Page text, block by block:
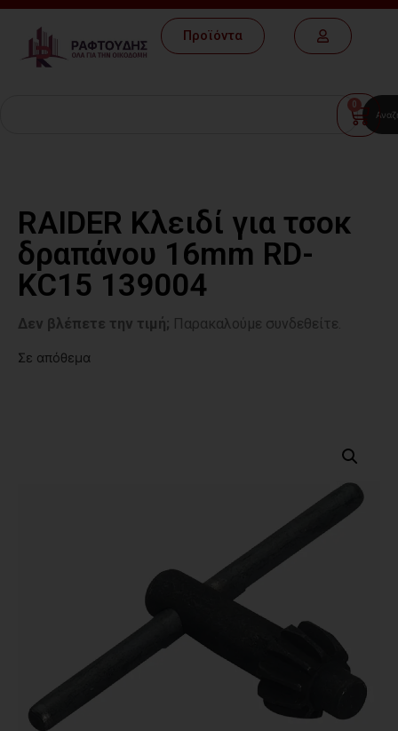
Προϊόντα
0
RAIDER Κλειδί για τσοκ
δραπάνου 16mm RD-
KC15 139004
Δεν βλέπετε την τιμή; Παρακαλούμε συνδεθείτε.
Σε απόθεμα